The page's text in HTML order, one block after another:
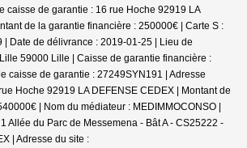
caisse de garantie : 16 rue Hoche 92919 LA
de la garantie financière : 250000€ | Carte S :
Date de délivrance : 2019-01-25 | Lieu de
59000 Lille | Caisse de garantie financière :
caisse de garantie : 27249SYN191 | Adresse
Hoche 92919 LA DEFENSE CEDEX | Montant de
| Nom du médiateur : MEDIMMOCONSO |
Allée du Parc de Messemena - Bât A - CS25222 -
| Adresse du site :